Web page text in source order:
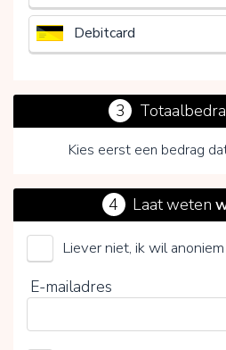
Debitcard
3
Kies eerst een bedrag
Rotterdamse Sociale
Kies je vrijwillige bijdrage
4 Laat weten
Liever niet, ik wil
E-mailadres